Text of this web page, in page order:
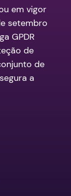
em vigor
setembro
GPDR
de
de
a